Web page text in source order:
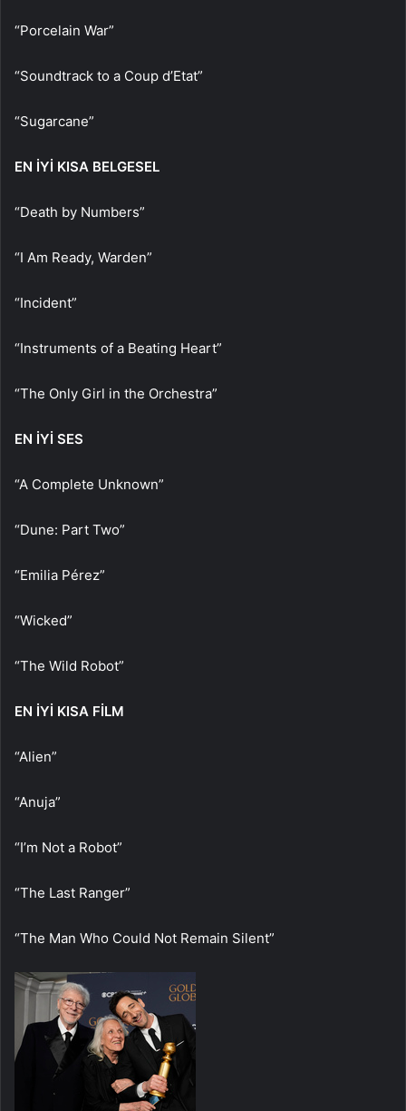
“Porcelain War”
“Soundtrack to a Coup d’Etat”
“Sugarcane”
EN İYİ KISA BELGESEL
“Death by Numbers”
“I Am Ready, Warden”
“Incident”
“Instruments of a Beating Heart”
“The Only Girl in the Orchestra”
EN İYİ SES
“A Complete Unknown”
“Dune: Part Two”
“Emilia Pérez”
“Wicked”
“The Wild Robot”
EN İYİ KISA FİLM
“Alien”
“Anuja”
“I’m Not a Robot”
“The Last Ranger”
“The Man Who Could Not Remain Silent”